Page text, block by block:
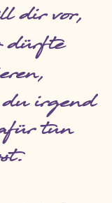
dir vor,
irgend
tun